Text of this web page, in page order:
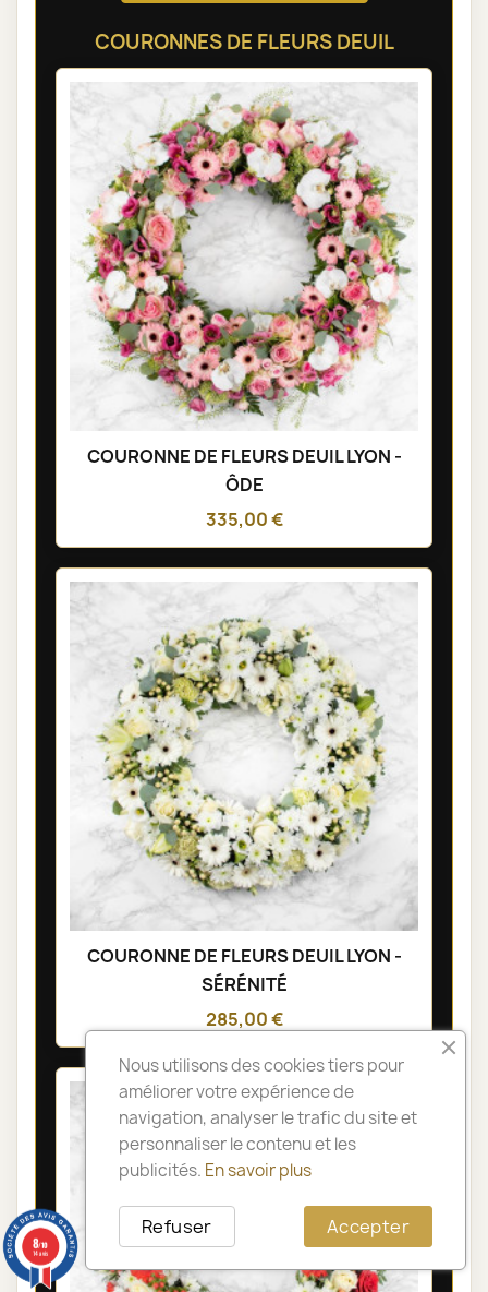
COURONNES DE FLEURS DEUIL
COURONNE DE FLEURS DEUIL LYON -
ÔDE
335,00 €
COURONNE DE FLEURS DEUIL LYON -
SÉRÉNITÉ
285,00 €
Nous utilisons des cookies tiers pour
améliorer votre expérience de
navigation, analyser le trafic du site et
personnaliser le contenu et les
publicités. En savoir plus
Accepter
Refuser
8/10
14 avis